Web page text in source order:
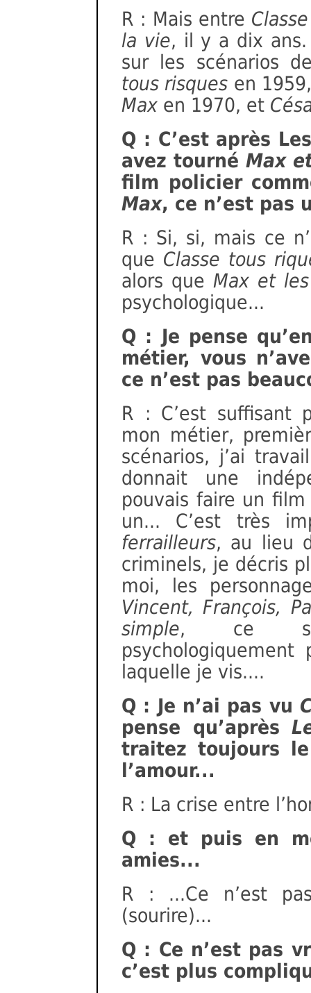
R : Mais entre
la vie, il y a dix ans.
sur les scénarios
tous risques en
Max en 1970, et
Q : C’est après
avez tourné Max
film policier
Max, ce n’est pas
R : Si, si, mais ce
que Classe tous
alors que Max et
psychologique...
Q : Je pense
métier, vous
ce n’est pas
R : C’est suffisant
mon métier,
scénarios, j’ai
donnait une
pouvais faire un film
un... C’est très
ferrailleurs, au lieu
criminels, je décris
moi, les
Vincent, François,
simple, ce
laquelle je vis....
Q : Je n’ai pas vu
pense qu’après
traitez toujours
l’amour...
R : La crise entre
Q : et puis en
amies...
R : ...Ce n’est
(sourire)...
Q : Ce n’est pas
c’est plus